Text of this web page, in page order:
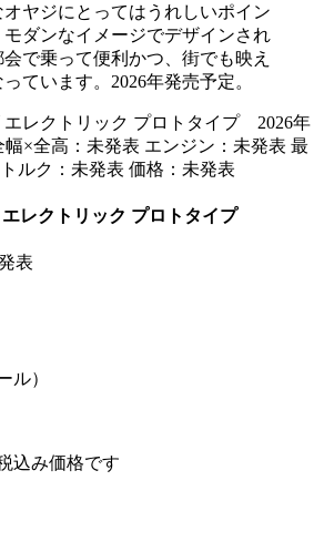
ヤジにとってはうれしいポイン
モダンなイメージでデザインされ
で乗って便利かつ、街でも映え
ています。2026年発売予定。
レクトリック プロトタイプ
表
ル）
込み価格です